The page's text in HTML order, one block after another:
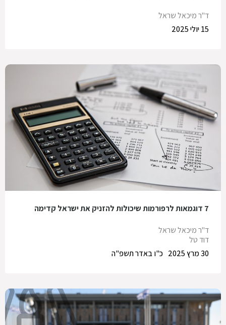
ד"ר מיכאל שראל
15 יולי 2025
7 דוגמאות לרפורמות שיכולות להזניק את ישראל קדימה
ד"ר מיכאל שראל
דוד טל
כ"ו באדר תשפ"ה
30 מרץ 2025